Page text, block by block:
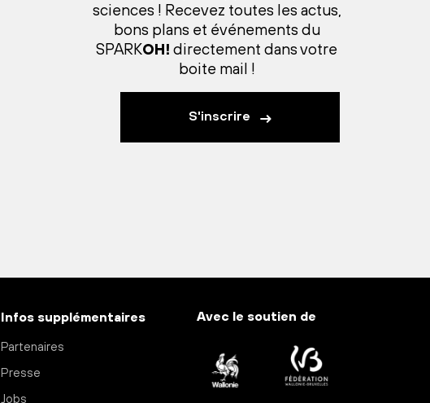
sciences ! Recevez toutes les actus,
bons plans et événements du
SPARKOH! directement dans votre
boite mail !
S'inscrire
Infos supplémentaires
Partenaires
Presse
Jobs
Avec le soutien de